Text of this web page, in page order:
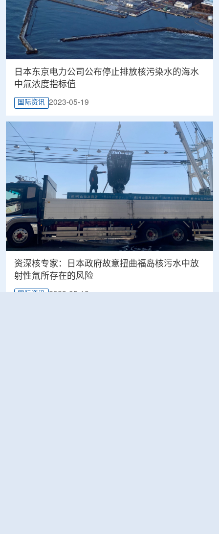
日本东京电力公司公布停止排放核污染水的海水
中氚浓度指标值
国际资讯 2023-05-19
资深核专家：日本政府故意扭曲福岛核污水中放
射性氚所存在的风险
国际资讯 2023-05-18